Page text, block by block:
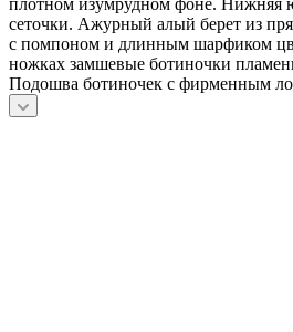
плотном изумрудном фоне. Нижняя
сеточки. Ажурный алый берет из
с помпоном и длинным шарфиком
ножках замшевые ботиночки
Подошва ботиночек с фирменным